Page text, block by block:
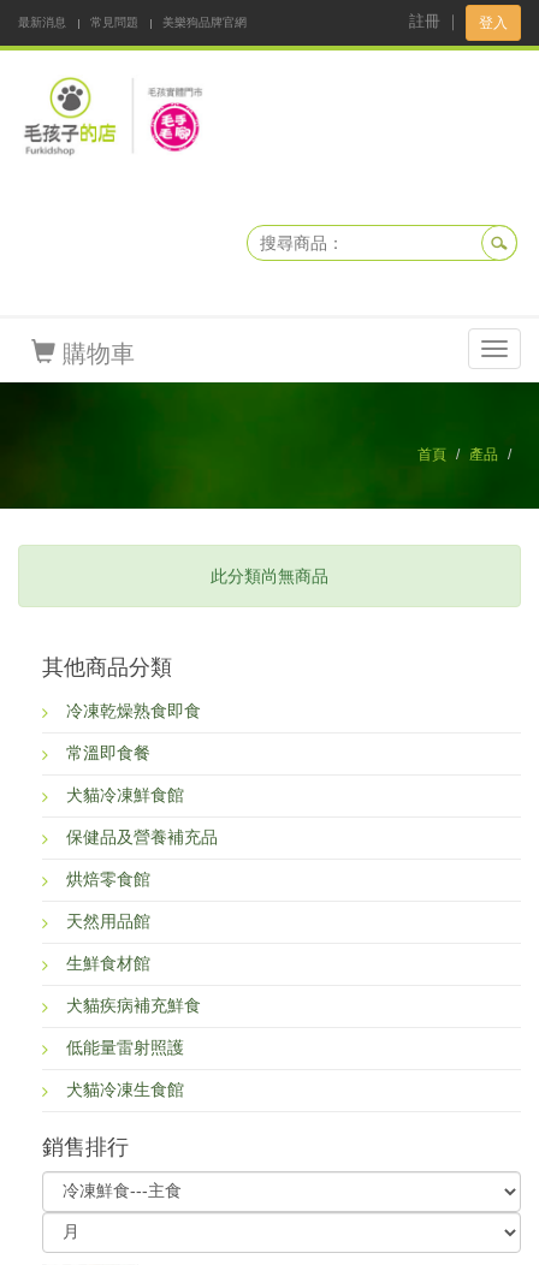
最新消息 常見問題
美樂狗品牌官網
註冊 登入
購物車
首頁 產品
此分類尚無商品
其他商品分類
冷凍乾燥熟食即食
常溫即食餐
犬貓冷凍鮮食館
保健品及營養補充品
烘焙零食館
天然用品館
生鮮食材館
犬貓疾病補充鮮食
低能量雷射照護
犬貓冷凍生食館
銷售排行